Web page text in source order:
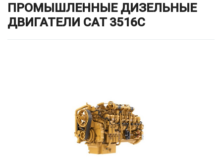
ПРОМЫШЛЕННЫЕ ДИЗЕЛЬНЫЕ
ДВИГАТЕЛИ CAT 3516C